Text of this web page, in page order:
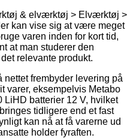
& elværktøj > Elværktøj >
kan vise sig at være meget
varen inden for kort tid,
at man studerer den
relevante produkt.
frembyder levering på
varer, eksempelvis Metabo
batterier 12 V, hvilket
tidligere end et fast
kan nå at få varerne ud
holder fyraften.